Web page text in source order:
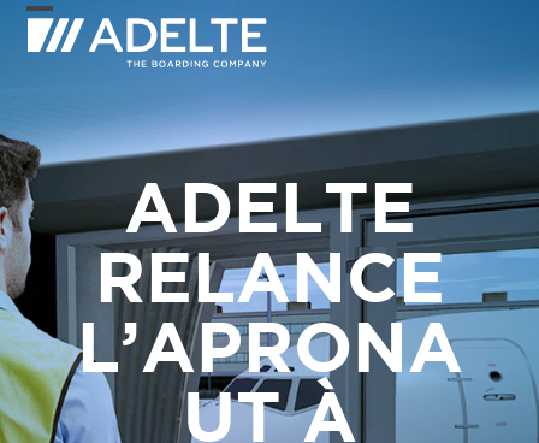
Skip
Open
Close
ADELTE
RELANCE
L’APRONA
UT À